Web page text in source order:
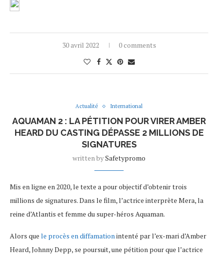
30 avril 2022 0 comments
Actualité International
AQUAMAN 2 : LA PÉTITION POUR VIRER AMBER
HEARD DU CASTING DÉPASSE 2 MILLIONS DE
SIGNATURES
written bySafetypromo
Mis en ligne en 2020, le texte a pour objectif d’obtenir trois
millions de signatures. Dans le film, l’actrice interprète Mera, la
reine d’Atlantis et femme du super-héros Aquaman.
Alors que le procès en diffamationintenté par l’ex-mari d’Amber
Heard, Johnny Depp, se poursuit, une pétition pour que l’actrice